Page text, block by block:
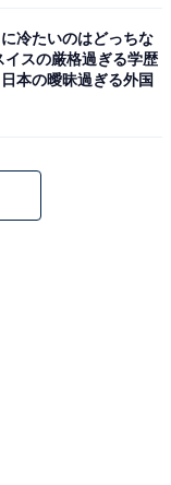
ンバー5人、日本
に冷たいのはどっちな
イスの厳格過ぎる学歴
本の曖昧過ぎる外国